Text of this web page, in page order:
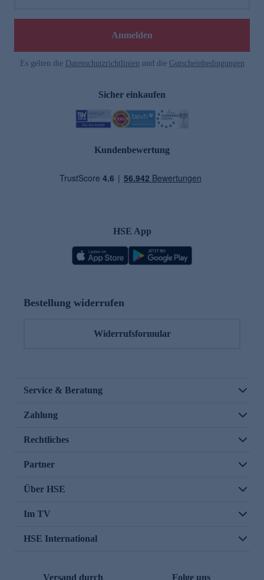
Anmelden
Es gelten die Datenschutzrichtlinien und die Gutscheinbedingungen
Sicher einkaufen
Kundenbewertung
HSE App
Bestellung widerrufen
Widerrufsformular
Service & Beratung
Zahlung
Rechtliches
Partner
Über HSE
Im TV
HSE International
Versand durch Folge uns